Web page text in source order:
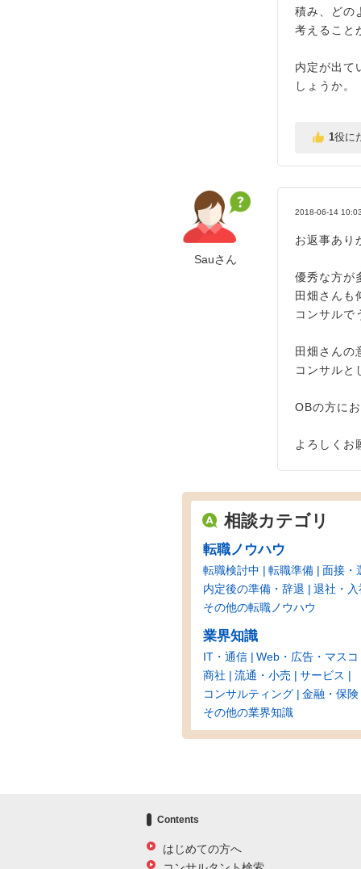
積み、どの
考えること
内定が出て
しょうか。
1役に
2018-06-14
お返事あり
優秀な方が
田畑さんも
コンサルで
田畑さんの
コンサルと
OBの方に
よろしくお
Sauさん
相談カテゴリ
転職ノウハウ
転職検討中 転職準備
面接・
内定後の準備・辞退
退社・入
その他の転職ノウハウ
業界知識
IT・通信 Web・広告・マスコ
商社
流通・小売
サービス
コンサルティング
金融・保険
その他の業界知識
Contents
はじめての方へ